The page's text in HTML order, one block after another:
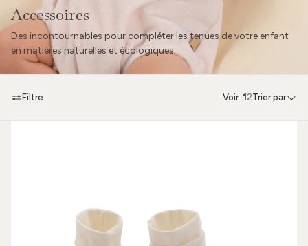
Accessoires
Des incontournables pour compléter les tenues de votre enfant
en matières naturelles et écologiques.
Filtre Voir :1 2Trier par